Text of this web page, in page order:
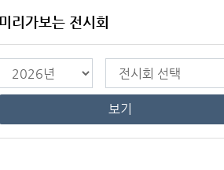
리가보는 전시회
보기